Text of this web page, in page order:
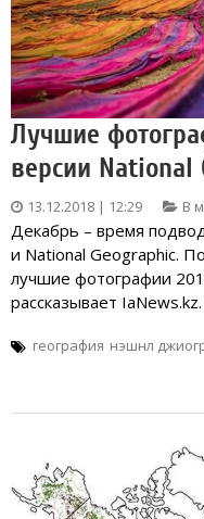
Лучшие
версии National
13.12.2018 | 12:29 В
Декабрь – время
и National Geographic.
лучшие фотографии
рассказывает
география нэшнл